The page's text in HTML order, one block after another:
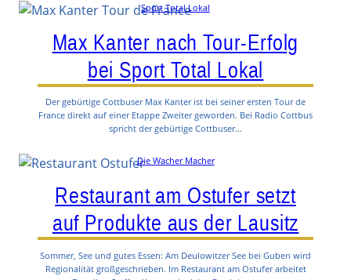
Sport Total Lokal
Max Kanter nach Tour-Erfolg
bei Sport Total Lokal
Der gebürtige Cottbuser Max Kanter ist bei seiner ersten Tour de
France direkt auf einer Etappe Zweiter geworden. Bei Radio Cottbus
spricht der gebürtige Cottbuser…
Die Wacher Macher
Restaurant am Ostufer setzt
auf Produkte aus der Lausitz
Sommer, See und gutes Essen: Am Deulowitzer See bei Guben wird
Regionalität großgeschrieben. Im Restaurant am Ostufer arbeitet